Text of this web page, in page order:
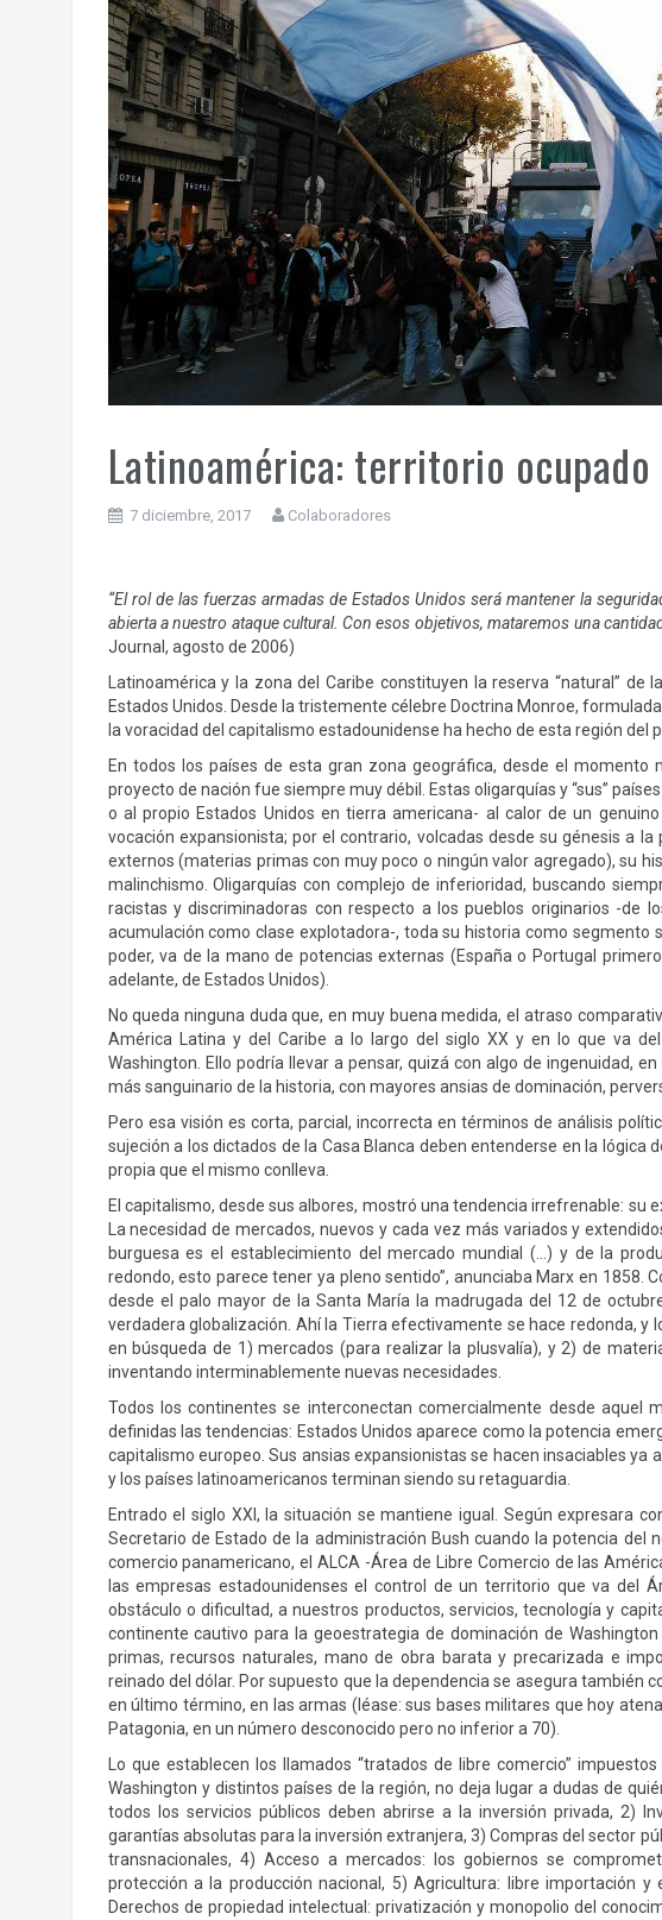
Latinoamérica: territorio ocupado
7 diciembre, 2017 Colaboradores
“El rol de las fuerzas armadas de Estados Unidos será mantener la
abierta a nuestro ataque cultural. Con esos objetivos, mataremos una
Journal, agosto de 2006)
Latinoamérica y la zona del Caribe constituyen la reserva “natural”
Estados Unidos. Desde la tristemente célebre Doctrina Monroe,
la voracidad del capitalismo estadounidense ha hecho de esta región del
En todos los países de esta gran zona geográfica, desde el momento
proyecto de nación fue siempre muy débil. Estas oligarquías y “sus”
o al propio Estados Unidos en tierra americana- al calor de un
vocación expansionista; por el contrario, volcadas desde su génesis a
externos (materias primas con muy poco o ningún valor agregado), su
malinchismo. Oligarquías con complejo de inferioridad, buscando
racistas y discriminadoras con respecto a los pueblos originarios -de
acumulación como clase explotadora-, toda su historia como segmento
poder, va de la mano de potencias externas (España o Portugal
adelante, de Estados Unidos).
No queda ninguna duda que, en muy buena medida, el atraso
América Latina y del Caribe a lo largo del siglo XX y en lo que va
Washington. Ello podría llevar a pensar, quizá con algo de ingenuidad,
más sanguinario de la historia, con mayores ansias de dominación,
Pero esa visión es corta, parcial, incorrecta en términos de análisis
sujeción a los dictados de la Casa Blanca deben entenderse en la lógica
propia que el mismo conlleva.
El capitalismo, desde sus albores, mostró una tendencia irrefrenable: su
La necesidad de mercados, nuevos y cada vez más variados y
burguesa es el establecimiento del mercado mundial (…) y de la
redondo, esto parece tener ya pleno sentido”, anunciaba Marx en 1858.
desde el palo mayor de la Santa María la madrugada del 12 de
verdadera globalización. Ahí la Tierra efectivamente se hace redonda,
en búsqueda de 1) mercados (para realizar la plusvalía), y 2) de
inventando interminablemente nuevas necesidades.
Todos los continentes se interconectan comercialmente desde aquel
definidas las tendencias: Estados Unidos aparece como la potencia
capitalismo europeo. Sus ansias expansionistas se hacen insaciables ya
y los países latinoamericanos terminan siendo su retaguardia.
Entrado el siglo XXI, la situación se mantiene igual. Según expresara
Secretario de Estado de la administración Bush cuando la potencia del
comercio panamericano, el ALCA -Área de Libre Comercio de las
las empresas estadounidenses el control de un territorio que va del
obstáculo o dificultad, a nuestros productos, servicios, tecnología y
continente cautivo para la geoestrategia de dominación de
primas, recursos naturales, mano de obra barata y precarizada e
reinado del dólar. Por supuesto que la dependencia se asegura también
en último término, en las armas (léase: sus bases militares que hoy
Patagonia, en un número desconocido pero no inferior a 70).
Lo que establecen los llamados “tratados de libre comercio”
Washington y distintos países de la región, no deja lugar a dudas de
todos los servicios públicos deben abrirse a la inversión privada, 2)
garantías absolutas para la inversión extranjera, 3) Compras del sector
transnacionales, 4) Acceso a mercados: los gobiernos se
protección a la producción nacional, 5) Agricultura: libre importación
Derechos de propiedad intelectual: privatización y monopolio del